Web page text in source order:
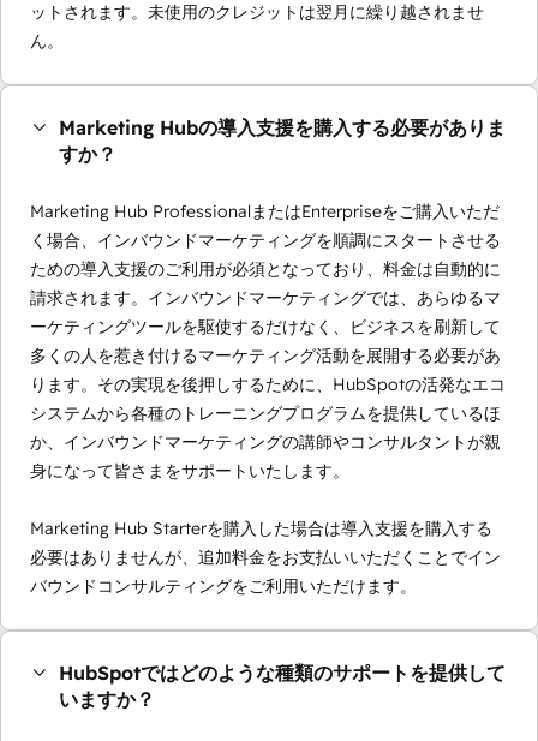
ットされます。未使用のクレジットは翌月に繰り越されませ
ん。
Marketing Hubの導入支援を購入する必要がありま
すか？
Marketing Hub ProfessionalまたはEnterpriseをご購入いただ
く場合、インバウンドマーケティングを順調にスタートさせる
ための導入支援のご利用が必須となっており、料金は自動的に
請求されます。インバウンドマーケティングでは、あらゆるマ
ーケティングツールを駆使するだけなく、ビジネスを刷新して
多くの人を惹き付けるマーケティング活動を展開する必要があ
ります。その実現を後押しするために、HubSpotの活発なエコ
システムから各種のトレーニングプログラムを提供しているほ
か、インバウンドマーケティングの講師やコンサルタントが親
身になって皆さまをサポートいたします。
Marketing Hub Starterを購入した場合は導入支援を購入する
必要はありませんが、追加料金をお支払いいただくことでイン
バウンドコンサルティングをご利用いただけます。
HubSpotではどのような種類のサポートを提供して
いますか？